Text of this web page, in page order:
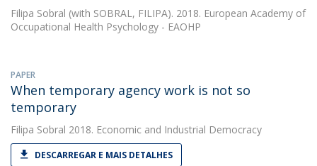
Filipa Sobral (with SOBRAL, FILIPA). 2018. European Academy of
Occupational Health Psychology - EAOHP
PAPER
When temporary agency work is not so
temporary
Filipa Sobral 2018. Economic and Industrial Democracy
DESCARREGAR E MAIS DETALHES